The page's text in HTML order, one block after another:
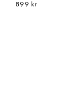
899 kr